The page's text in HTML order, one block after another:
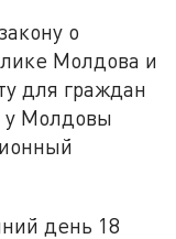
о
Молдова и
для граждан
у Молдовы
день 18